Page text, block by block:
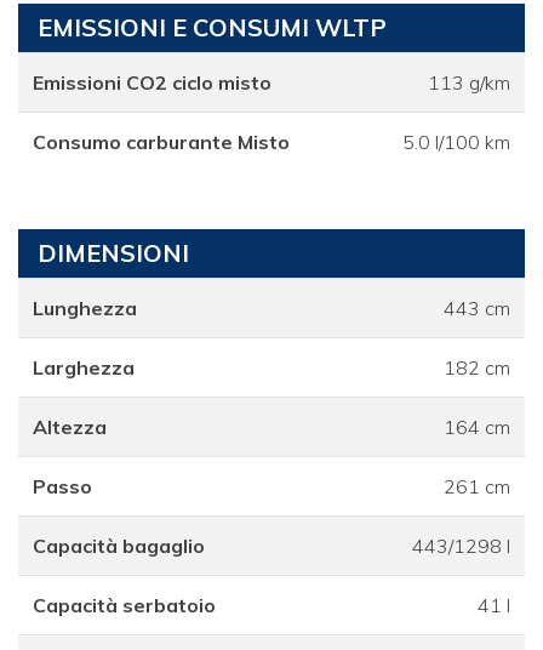
EMISSIONI E CONSUMI WLTP
Emissioni CO2 ciclo misto 113 g/km
Consumo carburante Misto 5.0 l/100 km
DIMENSIONI
Lunghezza 443 cm
Larghezza 182 cm
Altezza 164 cm
Passo 261 cm
Capacità bagaglio 443/1298 l
Capacità serbatoio 41 l